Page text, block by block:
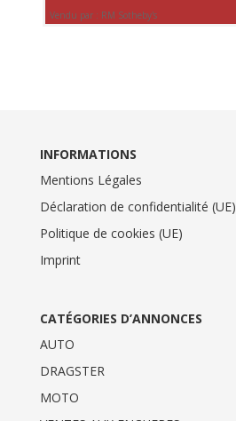
Vendu par : RM Sotheby's
INFORMATIONS
Mentions Légales
Déclaration de confidentialité (UE)
Politique de cookies (UE)
Imprint
CATÉGORIES D’ANNONCES
AUTO
DRAGSTER
MOTO